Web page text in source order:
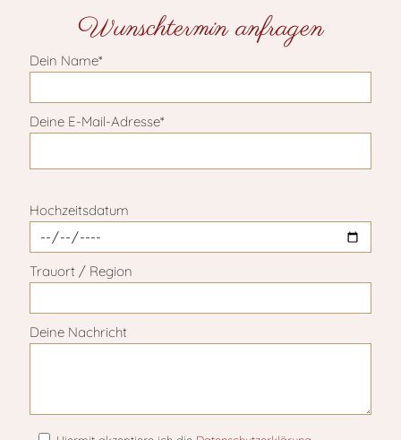
Wunschtermin anfragen
Dein Name*
Deine E-Mail-Adresse*
Hochzeitsdatum
Trauort / Region
Deine Nachricht